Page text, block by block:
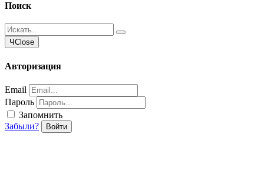
Поиск
ЧClose
Авторизация
Email
Пароль
Запомнить
Забыли?
Войти